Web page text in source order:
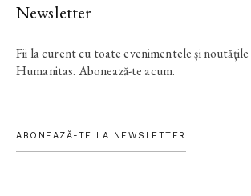
Newsletter
Fii la curent cu toate evenimentele și
Humanitas. Abonează-te acum.
ABONEAZĂ-TE LA NEWSLETTER